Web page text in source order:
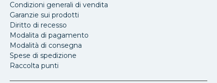
Condizioni generali di vendita
Garanzie sui prodotti
Diritto di recesso
Modalita di pagamento
Modalità di consegna
Spese di spedizione
Raccolta punti